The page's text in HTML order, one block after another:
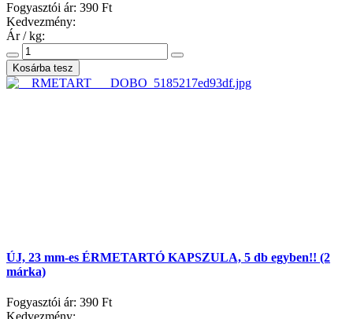
Fogyasztói ár: 390 Ft
Kedvezmény:
Ár / kg:
ÚJ, 23 mm-es ÉRMETARTÓ KAPSZULA, 5 db egyben!! (2
márka)
Fogyasztói ár: 390 Ft
Kedvezmény: